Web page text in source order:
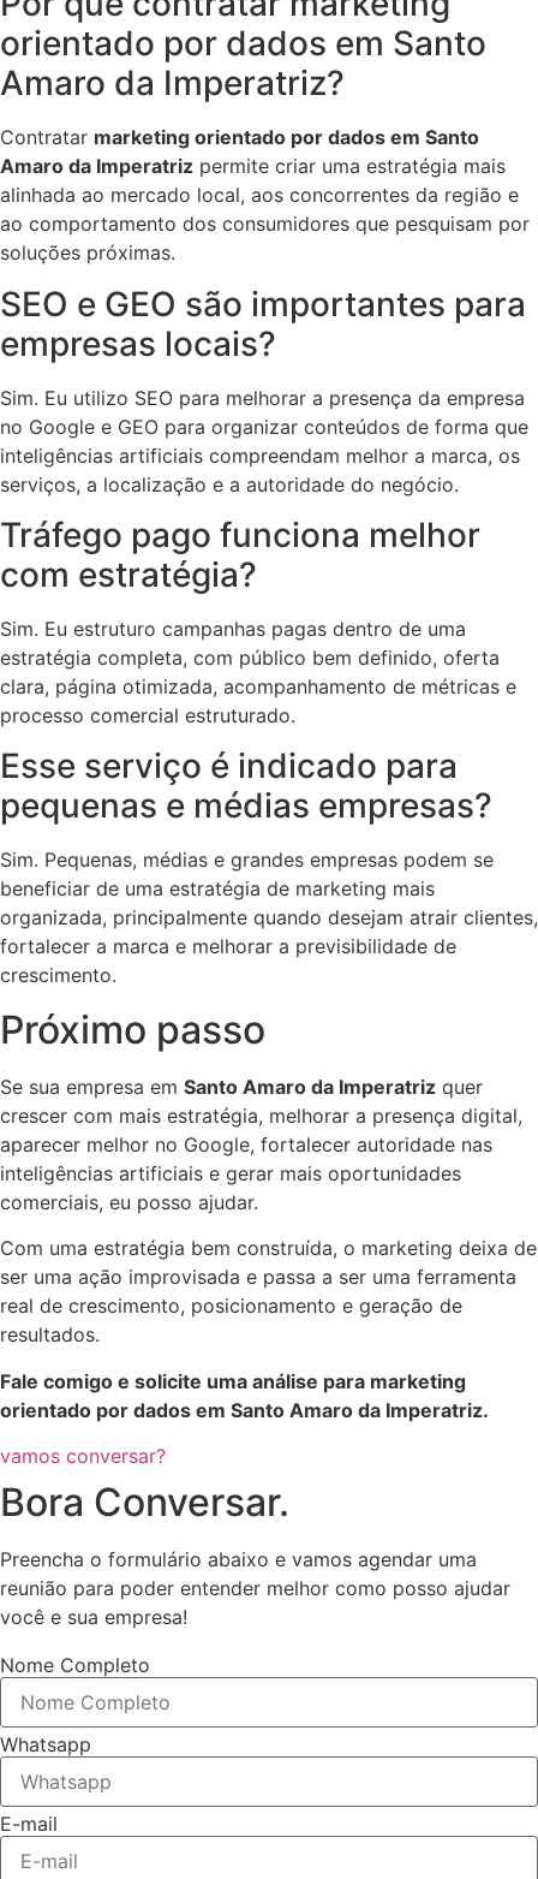
orientado por dados em Santo
Amaro da Imperatriz?
Contratar marketing orientado por dados em Santo
Amaro da Imperatriz permite criar uma estratégia mais
alinhada ao mercado local, aos concorrentes da região e
ao comportamento dos consumidores que pesquisam por
soluções próximas.
SEO e GEO são importantes para
empresas locais?
Sim. Eu utilizo SEO para melhorar a presença da empresa
no Google e GEO para organizar conteúdos de forma que
inteligências artificiais compreendam melhor a marca, os
serviços, a localização e a autoridade do negócio.
Tráfego pago funciona melhor
com estratégia?
Sim. Eu estruturo campanhas pagas dentro de uma
estratégia completa, com público bem definido, oferta
clara, página otimizada, acompanhamento de métricas e
processo comercial estruturado.
Esse serviço é indicado para
pequenas e médias empresas?
Sim. Pequenas, médias e grandes empresas podem se
beneficiar de uma estratégia de marketing mais
organizada, principalmente quando desejam atrair clientes,
fortalecer a marca e melhorar a previsibilidade de
crescimento.
Próximo passo
Se sua empresa em Santo Amaro da Imperatriz quer
crescer com mais estratégia, melhorar a presença digital,
aparecer melhor no Google, fortalecer autoridade nas
inteligências artificiais e gerar mais oportunidades
comerciais, eu posso ajudar.
Com uma estratégia bem construída, o marketing deixa de
ser uma ação improvisada e passa a ser uma ferramenta
real de crescimento, posicionamento e geração de
resultados.
Fale comigo e solicite uma análise para marketing
orientado por dados em Santo Amaro da Imperatriz.
vamos conversar?
Bora Conversar.
Preencha o formulário abaixo e vamos agendar uma
reunião para poder entender melhor como posso ajudar
você e sua empresa!
Nome Completo
Whatsapp
E-mail